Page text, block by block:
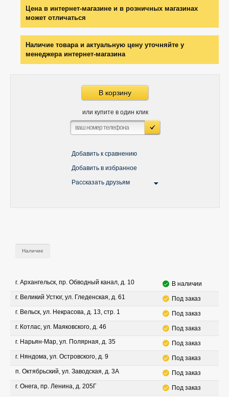
Цена в интернет-магазине и в розничных магазинах
может отличаться
Наличие товара и актуальную цену уточняйте у
менеджера интернет-магазина
В корзину
или купите в один клик
Добавить к сравнению
Добавить в избранное
Рассказать друзьям
Наличие
г. Архангельск, пр. Обводный канал, д. 10
В наличии
г. Великий Устюг, ул. Гледенская, д. 61
Под заказ
г. Вельск, ул. Некрасова, д. 13, стр. 1
Под заказ
г. Котлас, ул. Маяковского, д. 46
Под заказ
г. Нарьян-Мар, ул. Полярная, д. 35
Под заказ
г. Няндома, ул. Островского, д. 9
Под заказ
п. Октябрьский, ул. Заводская, д. 3А
Под заказ
г. Онега, пр. Ленина, д. 205Г
Под заказ